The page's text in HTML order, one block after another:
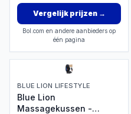
Vergelijk prijzen→
Bol.com en andere aanbieders op
één pagina
BLUE LION LIFESTYLE
Blue Lion
Massagekussen -